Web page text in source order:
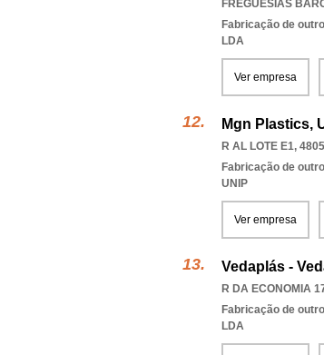
FREGUESIAS
Fabricação de
LDA
Ver empresa
Mgn Plastics,
R AL LOTE E1,
Fabricação de
UNIP
Ver empresa
Vedaplás -
R DA ECONOMIA
Fabricação de
LDA